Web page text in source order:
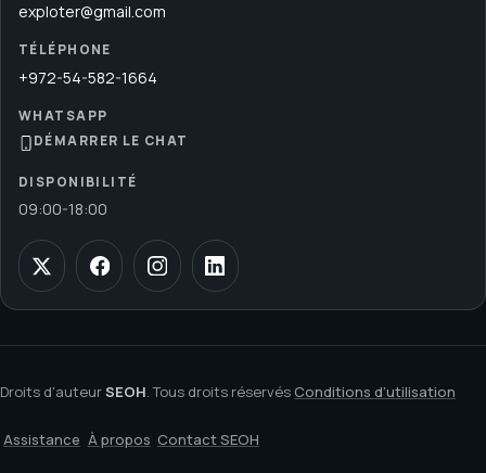
exploter@gmail.com
TÉLÉPHONE
+972-54-582-1664
WHATSAPP
DÉMARRER LE CHAT
DISPONIBILITÉ
09:00-18:00
Droits d'auteurSEOH. Tous droits réservésConditions d’utilisation
Assistance À propos Contact SEOH